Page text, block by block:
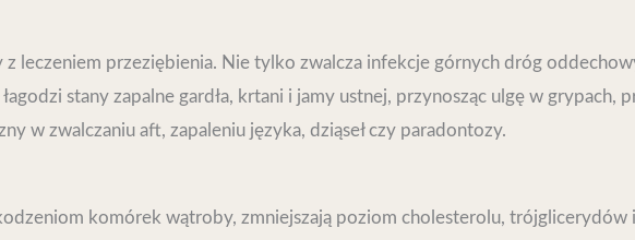
leczeniem przeziębienia. Nie tylko zwalcza infekcje górnych dróg
stany zapalne gardła, krtani i jamy ustnej, przynosząc ulgę w grypach,
w zwalczaniu aft, zapaleniu języka, dziąseł czy paradontozy.
komórek wątroby, zmniejszają poziom cholesterolu,